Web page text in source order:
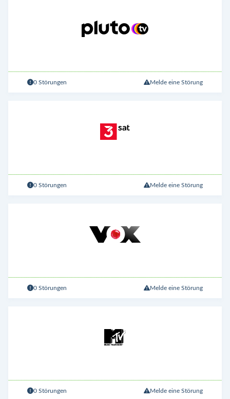
0 Störungen Melde eine Störung
0 Störungen Melde eine Störung
0 Störungen Melde eine Störung
0 Störungen Melde eine Störung